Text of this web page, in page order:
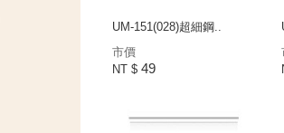
UM-151(028)超細鋼..
市價
NT $ 49